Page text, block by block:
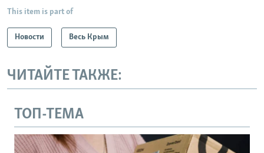
This item is part of
Новости Весь Крым
ЧИТАЙТЕ ТАКЖЕ:
ТОП-ТЕМА